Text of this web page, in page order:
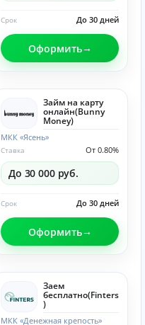
До 30 дней
Срок
Оформить
Займ на карту
онлайн(Bunny
Money)
МКК «Ясень»
От 0.80%
Ставка
До 30 000 руб.
До 30 дней
Срок
Оформить
Заем
бесплатно(Finters
)
МКК «Денежная крепость»